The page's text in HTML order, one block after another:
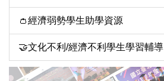
👛經濟弱勢學生助學資源
🤝文化不利/經濟不利學生學習輔導